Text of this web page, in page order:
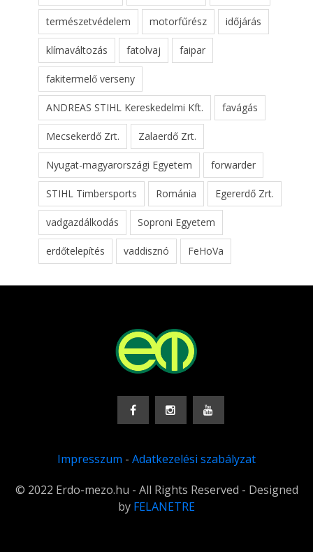
természetvédelem motorfűrész időjárás
klímaváltozás fatolvaj faipar
fakitermelő verseny
ANDREAS STIHL Kereskedelmi Kft. favágás
Mecsekerdő Zrt. Zalaerdő Zrt.
Nyugat-magyarországi Egyetem forwarder
STIHL Timbersports Románia Egererdő Zrt.
vadgazdálkodás Soproni Egyetem
erdőtelepítés vaddisznó FeHoVa
Impresszum - Adatkezelési szabályzat
© 2022 Erdo-mezo.hu - All Rights Reserved - Designed
by FELANETRE